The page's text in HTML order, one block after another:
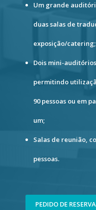
Um grande
duas salas de
exposição/catering;
Dois mini-
permitindo
90 pessoas ou em
um;
Salas de reunião,
pessoas.
PEDIDO DE RESERVA